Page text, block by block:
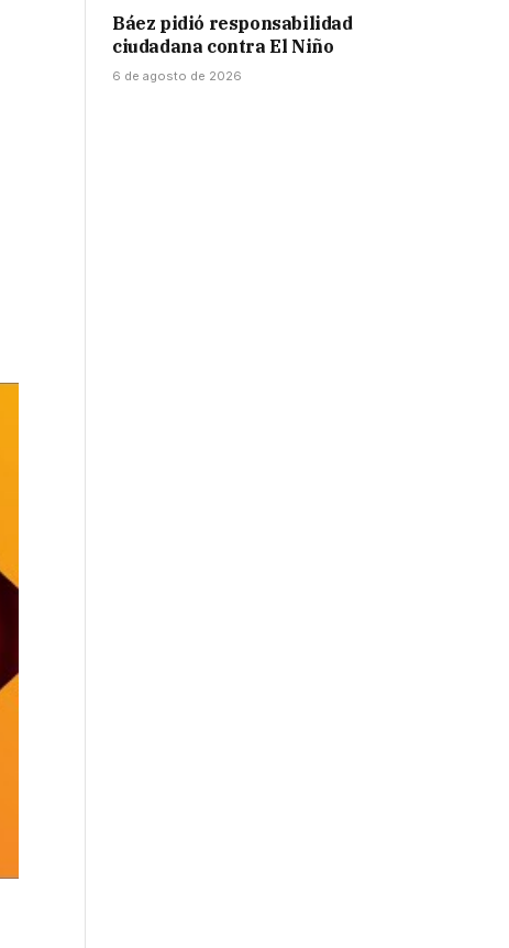
Báez pidió responsabilidad
ciudadana contra El Niño
6 de agosto de 2026